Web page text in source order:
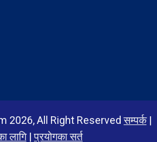
2026, All Right Reservedसम्पर्क|
लागि|प्रयोगका सर्त